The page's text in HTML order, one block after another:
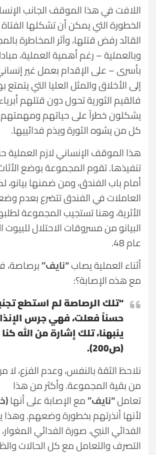
اللافت في هذا الموقف الجانب
الخطورة التي يمكن أن تشكلها الفتاة
القائد رفض قتلها، وآثر المخاطرة
وبالعملية – رغم أهمية العملية،
بأسرى – على الإقدام بعمل غير
إلى الأخلاق والمثل العليا التي يتمتع
فالقيم الثورية تحول دون قتلهم
يشكلون خطراً على حياتهم
كل من يشوه الثورة ويذم فدائييها.
هذا الموقف الإنساني لازم
تنفيذها. تقوم المجموعة بوضع
أمام باب الفندق، ومن ضمنها
العاملات في الفندق تتضرع بعدم
الأثرية، وهنا تستجيب المجموعة
البيانو من مسروقات الاحتلال للبيوت
عام 48.
أثناء العملية يصاب“نايف”برصاصة،
مع هذه الإصابة؟:
“تلك الرصاصة لم استطع
حسناً فعلت، فهي جرس
ينبهنا، تلك إشارة من الله
(ص200).
نلاحظ الثقة بالنفس، وعدم الفزع، لا
من بقية المجموعة. وأكثر من هذا
تعامل“نايف”مع الإصابة على أنها
لأنها أنذرتهم بخطورة وضعهم.
الفدائي النبي، صورة الفدائي
التصرف والتعامل مع كل الحالات